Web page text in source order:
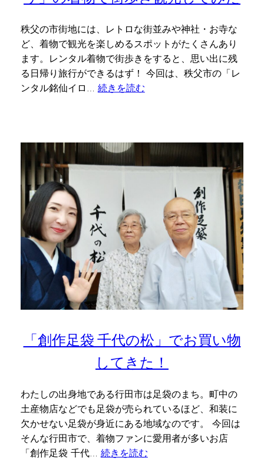
秩父の市街地には、レトロな街並みや神社・お寺な
ど、着物で観光を楽しめるスポットがたくさんあり
ます。レンタル着物で街歩きをすると、思い出に残
る日帰り旅行ができるはず！ 今回は、秩父市の「レ
ンタル銘仙イロ… 続きを読む
「創作足袋 千代の松」でお買い物
してきた！
わたしの出身地である行田市は足袋のまち。町中の
土産物店などでも足袋が売られているほど、和装に
欠かせない足袋が身近にある地域なのです。 今回は
そんな行田市で、着物ファンに愛用者が多いお店
「創作足袋 千代… 続きを読む